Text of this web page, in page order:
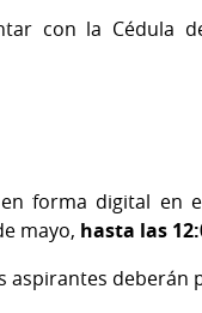
con la Cédula
forma digital en
mayo, hasta las
aspirantes deberán